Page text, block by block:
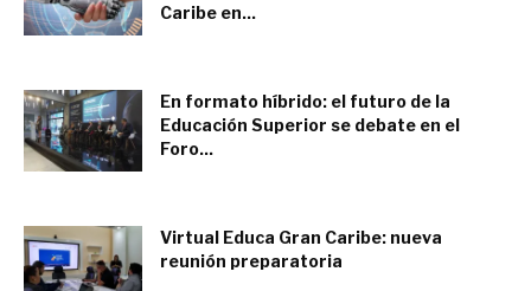
Caribe en...
En formato híbrido: el futuro de la
Educación Superior se debate en el
Foro...
Virtual Educa Gran Caribe: nueva
reunión preparatoria